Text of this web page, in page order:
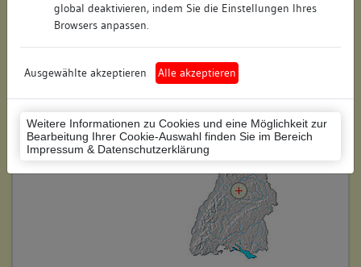
global deaktivieren, indem Sie die Einstellungen Ihres
Browsers anpassen.
Ausgewählte akzeptieren Alle akzeptieren
Weitere Informationen zu Cookies und eine Möglichkeit zur
Bearbeitung Ihrer Cookie-Auswahl finden Sie im Bereich
Impressum & Datenschutzerklärung
Ludwigsburg (Landkreis)
Flurstücknummer: keine
Historischer Straßenname: keiner
Historische Gebäudenummer: 90
Lage des Wohnplatzes: